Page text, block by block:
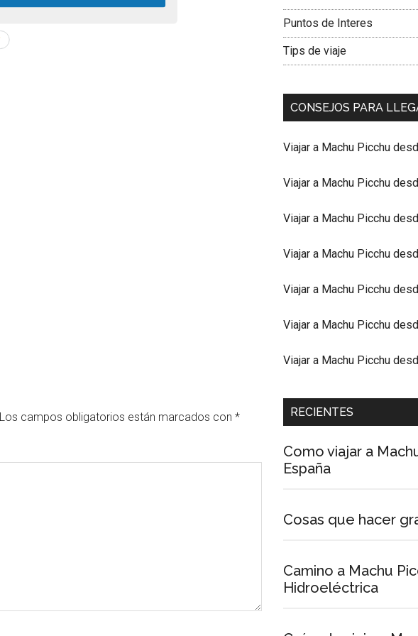
Los campos obligatorios están marcados con *
Puntos de Interes
Tips de viaje
CONSEJOS PARA
Viajar a Machu Picchu
Viajar a Machu Picchu
Viajar a Machu Picchu
Viajar a Machu Picchu
Viajar a Machu Picchu
Viajar a Machu Picchu
Viajar a Machu Picchu
RECIENTES
Como viajar a
España
Cosas que hacer
Camino a Machu
Hidroeléctrica